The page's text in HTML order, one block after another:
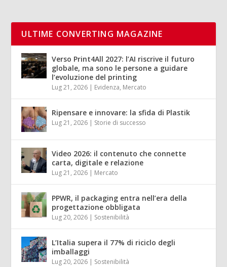
ULTIME CONVERTING MAGAZINE
Verso Print4All 2027: l’AI riscrive il futuro
globale, ma sono le persone a guidare
l’evoluzione del printing
Lug 21, 2026 | Evidenza, Mercato
Ripensare e innovare: la sfida di Plastik
Lug 21, 2026 | Storie di successo
Video 2026: il contenuto che connette
carta, digitale e relazione
Lug 21, 2026 | Mercato
PPWR, il packaging entra nell’era della
progettazione obbligata
Lug 20, 2026 | Sostenibilità
L’Italia supera il 77% di riciclo degli
imballaggi
Lug 20, 2026 | Sostenibilità